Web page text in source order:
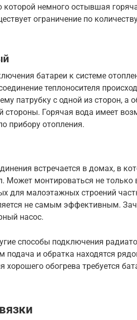
которой немного остывшая
ограничение по
батареи к системе
теплоносителя
патрубку с одной из сторон, а
стороны. Горячая вода имеет
прибору отопления.
встречается в домах, в
Может монтироваться не только
для малоэтажных строений
не самым эффективным.
насос.
способы подключения
подача и обратка находятся
хорошего обогрева требуется